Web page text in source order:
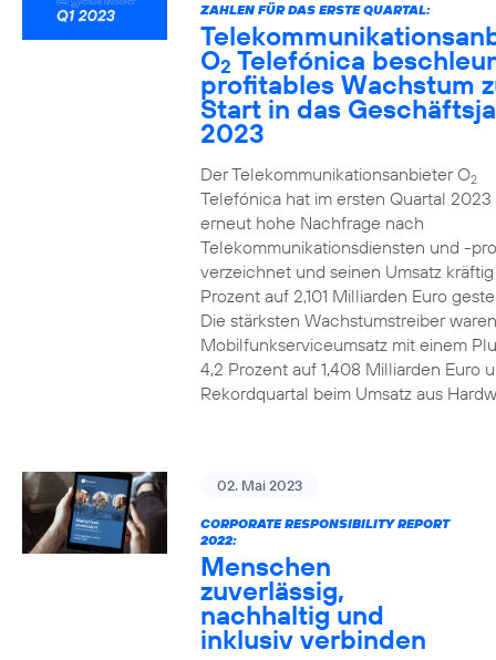
ZAHLEN FÜR DAS ERSTE QUARTAL:
O2 Telefónica
profitables Wachstum
Start in das
2023
Der Telekommunikationsanbieter O2
Telefónica hat im ersten Quartal 2023
erneut hohe Nachfrage nach
Telekommunikationsdiensten und -
verzeichnet und seinen Umsatz
Prozent auf 2,101 Milliarden Euro
Die stärksten Wachstumstreiber
Mobilfunkserviceumsatz mit einem
4,2 Prozent auf 1,408 Milliarden Euro
Rekordquartal beim Umsatz aus
02. Mai 2023
CORPORATE RESPONSIBILITY REPORT
2022:
Menschen
zuverlässig,
nachhaltig und
inklusiv verbinden